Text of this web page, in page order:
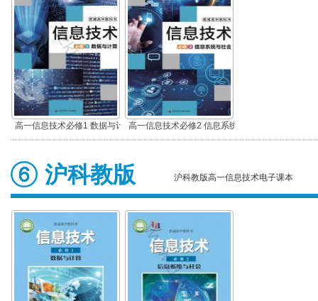
高一信息技术必修1 数据与计
算
高一信息技术必修2 信息系统
与社会
沪科教版 沪科教版高一信息技术电子课本